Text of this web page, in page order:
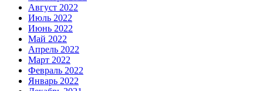
Август 2022
Июль 2022
Июнь 2022
Май 2022
Апрель 2022
Март 2022
Февраль 2022
Январь 2022